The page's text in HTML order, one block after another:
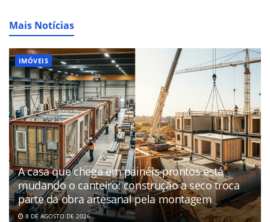
Mais Notícias
IMÓVEIS
A casa que chega em painéis prontos está
mudando o canteiro: construção a seco troca
parte da obra artesanal pela montagem
8 DE AGOSTO DE 2026